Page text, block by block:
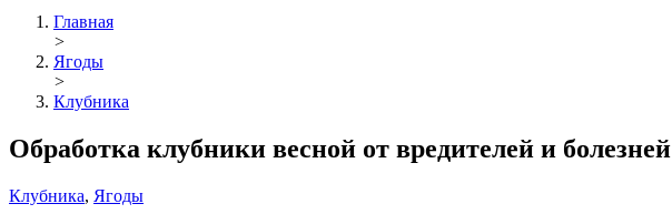
Главная
>
Ягоды
>
Клубника
Обработка клубники весной от вредителей и болезней
Клубника, Ягоды